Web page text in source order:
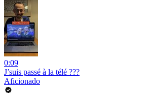
0:09
J’suis passé à la télé ???
Aficionado